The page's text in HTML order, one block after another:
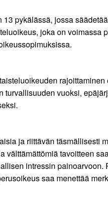
pykälässä, jossa
joka on
vuoksi,
ja riittävän
tavoitteen
intressin
saa menettää